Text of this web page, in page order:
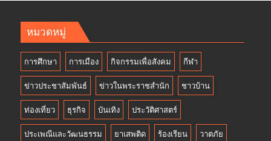
หมวดหมู่
การศึกษา การเมือง กิจกรรมเพื่อสังคม กีฬา
ข่าวประชาสัมพันธ์ ข่าวในพระราชสำนัก ชาวบ้าน
ท่องเที่ยว ธุรกิจ บันเทิง ประวัติศาสตร์
ประเพณีและวัฒนธรรม ยาเสพติด ร้องเรียน วาตภัย